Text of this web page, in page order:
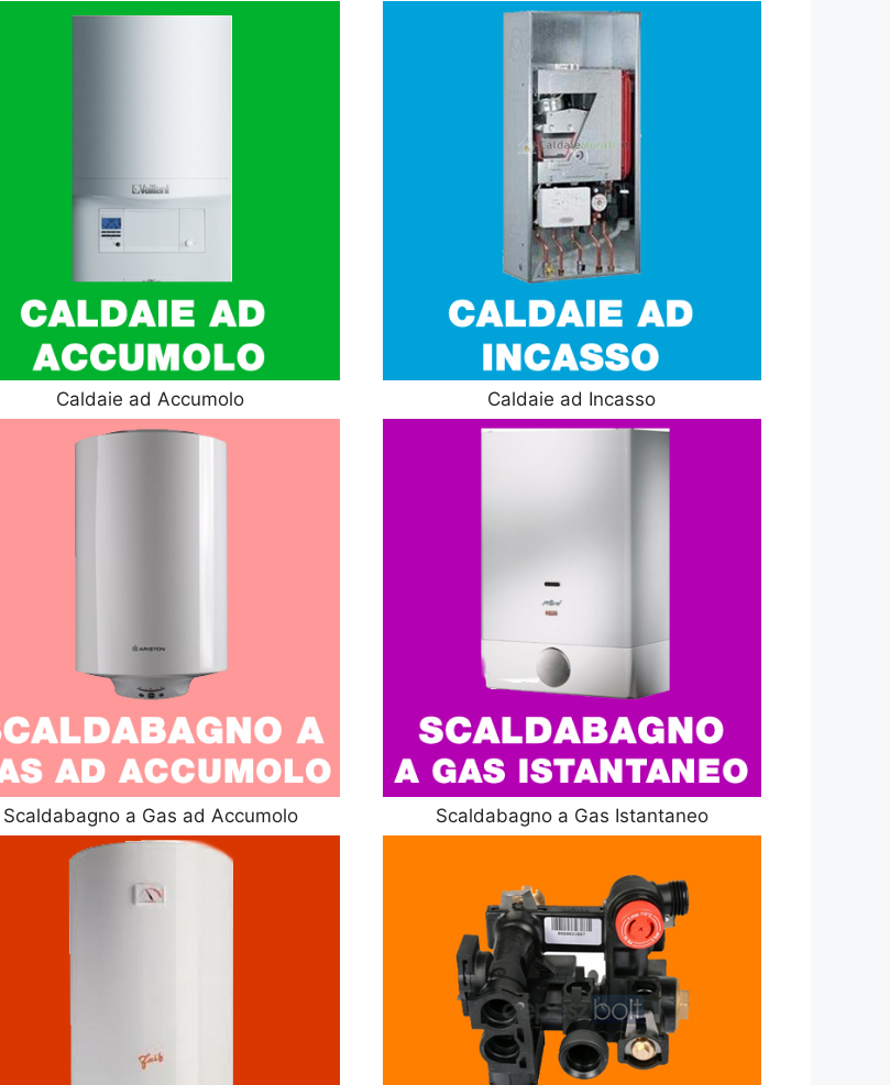
Caldaie ad Accumolo
Scaldabagno a Gas ad Accumolo
Caldaie ad Incasso
Scaldabagno a Gas Istantaneo